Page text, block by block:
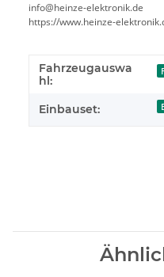
info@heinze-elektronik.de
https://www.heinze-
Fahrzeugauswa
hl:
Einbauset: